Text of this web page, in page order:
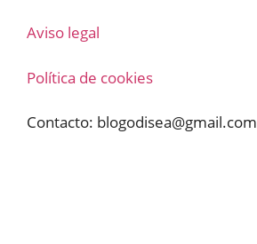
Aviso legal
Política de cookies
Contacto: blogodisea@gmail.com